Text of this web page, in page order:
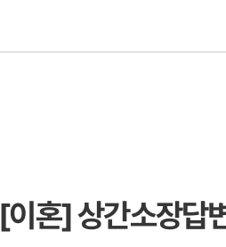
[이혼] 상간소장답